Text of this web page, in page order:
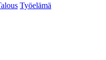
Työelämä